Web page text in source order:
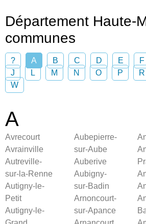
Département Haute-
communes
? A B C D E F
J
L M N O P R
W
A
Avrecourt
Avrainville
Autreville-
sur-la-Renne
Autigny-le-
Petit
Autigny-le-
Aubepierre-
sur-Aube
Auberive
Aubigny-
sur-Badin
Arnoncourt-
sur-Apance